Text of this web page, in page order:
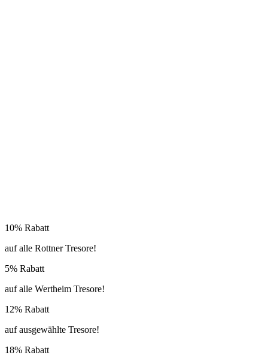
10% Rabatt
auf alle Rottner Tresore!
5% Rabatt
auf alle Wertheim Tresore!
12% Rabatt
auf ausgewählte Tresore!
18% Rabatt